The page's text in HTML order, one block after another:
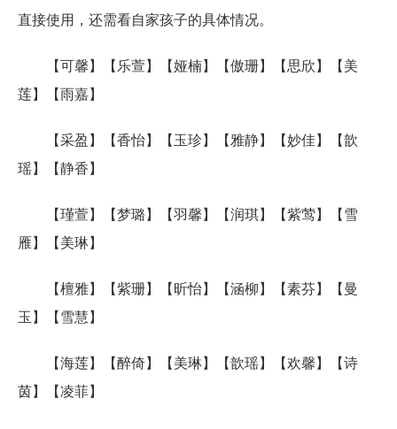
直接使用，还需看自家孩子的具体情况。
【可馨】【乐萱】【娅楠】【傲珊】【思欣】【美
莲】【雨嘉】
【采盈】【香怡】【玉珍】【雅静】【妙佳】【歆
瑶】【静香】
【瑾萱】【梦璐】【羽馨】【润琪】【紫莺】【雪
雁】【美琳】
【檀雅】【紫珊】【昕怡】【涵柳】【素芬】【曼
玉】【雪慧】
【海莲】【醉倚】【美琳】【歆瑶】【欢馨】【诗
茵】【凌菲】